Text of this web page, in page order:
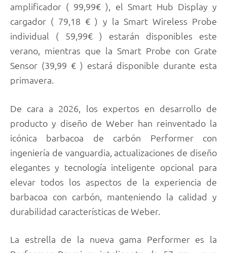
amplificador ( 99,99€ ), el Smart Hub Display y
cargador ( 79,18 € ) y la Smart Wireless Probe
individual ( 59,99€ ) estarán disponibles este
verano, mientras que la Smart Probe con Grate
Sensor (39,99 € ) estará disponible durante esta
primavera.
De cara a 2026, los expertos en desarrollo de
producto y diseño de Weber han reinventado la
icónica barbacoa de carbón Performer con
ingeniería de vanguardia, actualizaciones de diseño
elegantes y tecnología inteligente opcional para
elevar todos los aspectos de la experiencia de
barbacoa con carbón, manteniendo la calidad y
durabilidad características de Weber.
La estrella de la nueva gama Performer es la